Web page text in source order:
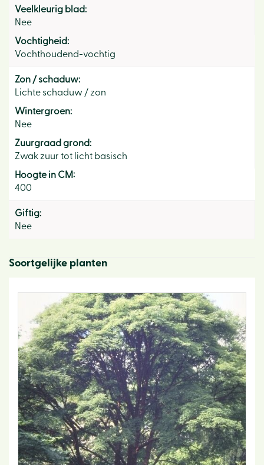
Veelkleurig blad:
Nee
Vochtigheid:
Vochthoudend-vochtig
Zon / schaduw:
Lichte schaduw / zon
Wintergroen:
Nee
Zuurgraad grond:
Zwak zuur tot licht basisch
Hoogte in CM:
400
Giftig:
Nee
Soortgelijke planten